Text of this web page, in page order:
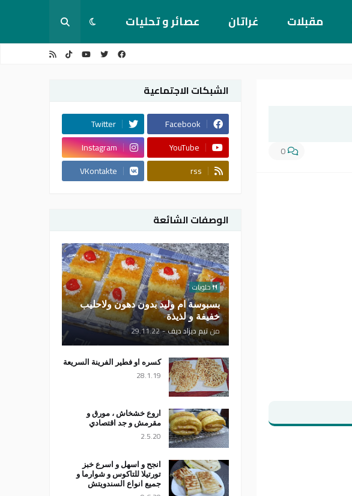
مقبلات غراتان عصائر و تحليات
0
الشبكات الاجتماعية
Facebook
Twitter
YouTube
Instagram
rss
VKontakte
الوصفات الشائعة
حلويات
بسبوسة ام وليد بدون دهون ولاحليب
خفيفة و لذيذة
منتيم ديزاد ديف-
29.11.22
كسره او فطير الفرينة السريعة
28.1.19
اروع خشخاش ، مورق و
مقرمش و جد اقتصادي
2.5.20
انجح و اسهل و اسرع خبز
تورتيلا للتاكوس و شوارما و
جميع انواع السندويتش